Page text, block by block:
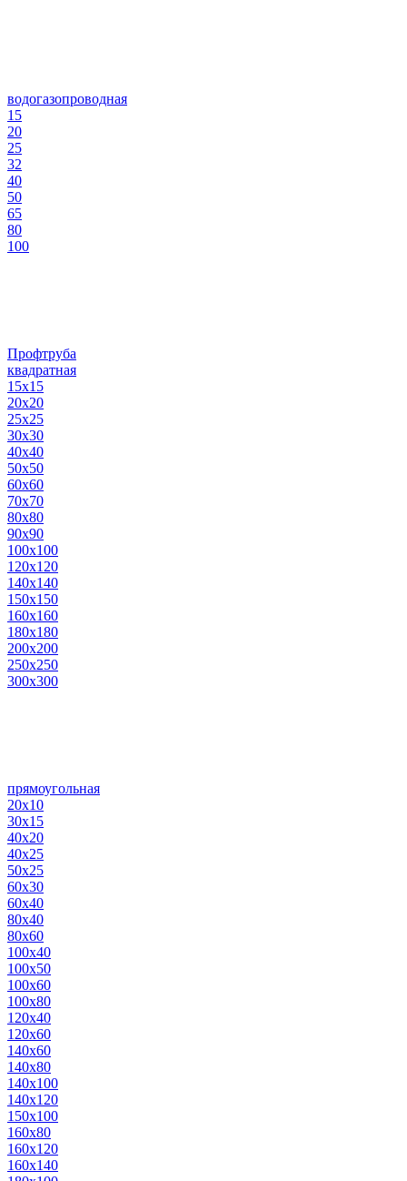
водогазопроводная
15
20
25
32
40
50
65
80
100
Профтруба
квадратная
15х15
20х20
25х25
30х30
40х40
50х50
60х60
70х70
80х80
90х90
100х100
120х120
140х140
150х150
160х160
180х180
200х200
250х250
300х300
прямоугольная
20х10
30х15
40х20
40х25
50х25
60х30
60х40
80х40
80х60
100х40
100х50
100х60
100х80
120х40
120х60
140х60
140х80
140х100
140х120
150х100
160х80
160х120
160х140